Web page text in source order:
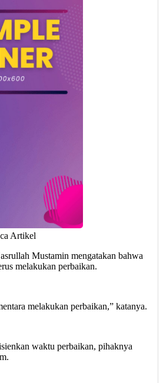
Artikel
Mustamin mengatakan bahwa
melakukan perbaikan.
melakukan perbaikan,” katanya.
waktu perbaikan, pihaknya